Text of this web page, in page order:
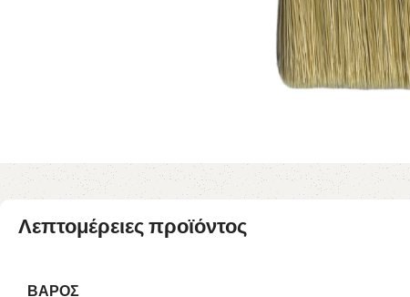
Λεπτομέρειες προϊόντος
ΒΆΡΟΣ